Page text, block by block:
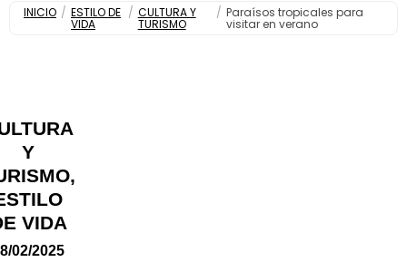
INICIO / ESTILO DE
VIDA
/ CULTURA Y
TURISMO
/ Paraísos tropicales para
visitar en verano
Y
,
VIDA
02/2025